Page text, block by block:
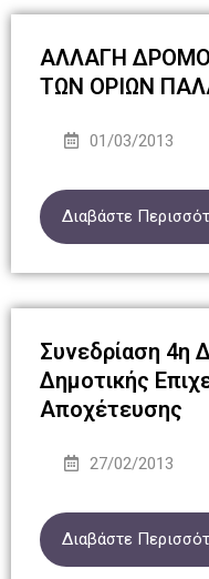
ΑΛΛΑΓΗ
ΤΩΝ ΟΡΙΩΝ
01/03/2013
Διαβάστε
Συνεδρίαση 4η
Δημοτικής
Αποχέτευσης
27/02/2013
Διαβάστε